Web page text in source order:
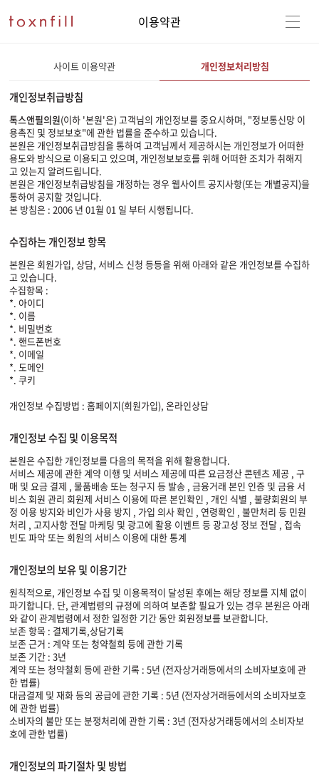
이용약관
사이트 이용약관 개인정보처리방침
개인정보취급방침
톡스앤필의원(이하 '본원'은) 고객님의 개인정보를 중요시하며, "정보통신망 이
용촉진 및 정보보호"에 관한 법률을 준수하고 있습니다.
본원은 개인정보취급방침을 통하여 고객님께서 제공하시는 개인정보가 어떠한
용도와 방식으로 이용되고 있으며, 개인정보보호를 위해 어떠한 조치가 취해지
고 있는지 알려드립니다.
본원은 개인정보취급방침을 개정하는 경우 웹사이트 공지사항(또는 개별공지)을
통하여 공지할 것입니다.
본 방침은 : 2006 년 01월 01 일 부터 시행됩니다.
수집하는 개인정보 항목
본원은 회원가입, 상담, 서비스 신청 등등을 위해 아래와 같은 개인정보를 수집하
고 있습니다.
수집항목 :
*. 아이디
*. 이름
*. 비밀번호
*. 핸드폰번호
*. 이메일
*. 도메인
*. 쿠키
개인정보 수집방법 : 홈페이지(회원가입), 온라인상담
개인정보 수집 및 이용목적
본원은 수집한 개인정보를 다음의 목적을 위해 활용합니다.
서비스 제공에 관한 계약 이행 및 서비스 제공에 따른 요금정산 콘텐츠 제공 , 구
매 및 요금 결제 , 물품배송 또는 청구지 등 발송 , 금융거래 본인 인증 및 금융 서
비스 회원 관리 회원제 서비스 이용에 따른 본인확인 , 개인 식별 , 불량회원의 부
정 이용 방지와 비인가 사용 방지 , 가입 의사 확인 , 연령확인 , 불만처리 등 민원
처리 , 고지사항 전달 마케팅 및 광고에 활용 이벤트 등 광고성 정보 전달 , 접속
빈도 파악 또는 회원의 서비스 이용에 대한 통계
개인정보의 보유 및 이용기간
원칙적으로, 개인정보 수집 및 이용목적이 달성된 후에는 해당 정보를 지체 없이
파기합니다. 단, 관계법령의 규정에 의하여 보존할 필요가 있는 경우 본원은 아래
와 같이 관계법령에서 정한 일정한 기간 동안 회원정보를 보관합니다.
보존 항목 : 결제기록,상담기록
보존 근거 : 계약 또는 청약철회 등에 관한 기록
보존 기간 : 3년
계약 또는 청약철회 등에 관한 기록 : 5년 (전자상거래등에서의 소비자보호에 관
한 법률)
대금결제 및 재화 등의 공급에 관한 기록 : 5년 (전자상거래등에서의 소비자보호
에 관한 법률)
소비자의 불만 또는 분쟁처리에 관한 기록 : 3년 (전자상거래등에서의 소비자보
호에 관한 법률)
개인정보의 파기절차 및 방법